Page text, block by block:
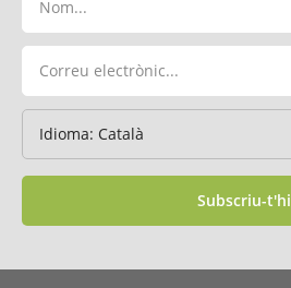
Subscriu-t'hi